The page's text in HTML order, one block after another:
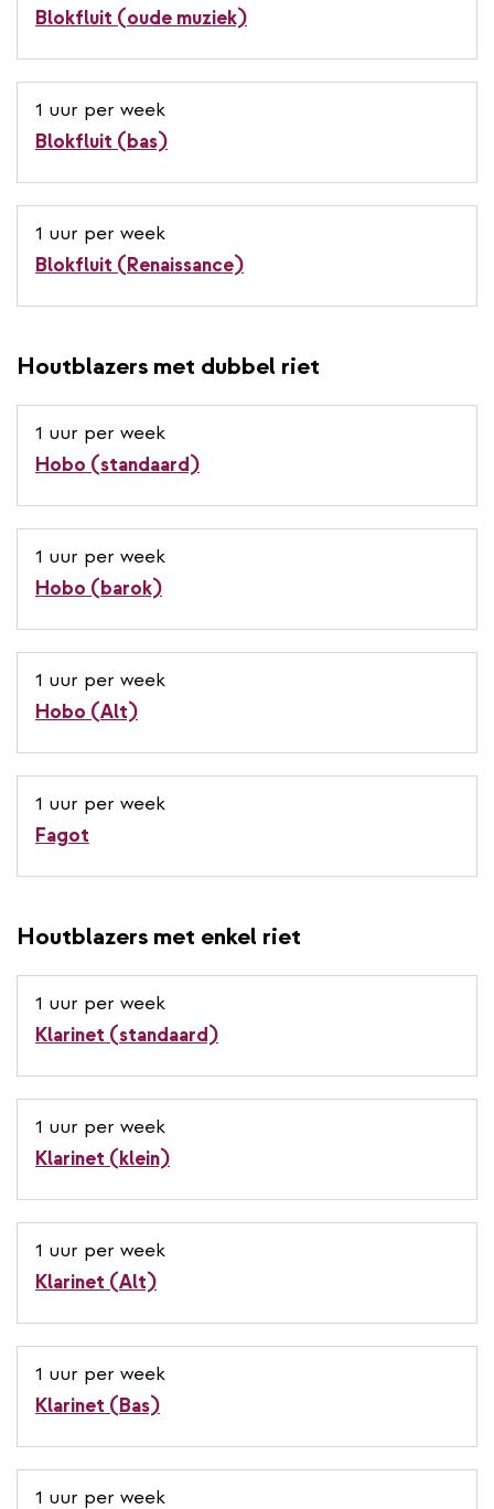
Blokfluit (oude muziek)
1 uur per week
Blokfluit (bas)
1 uur per week
Blokfluit (Renaissance)
Houtblazers met dubbel riet
1 uur per week
Hobo (standaard)
1 uur per week
Hobo (barok)
1 uur per week
Hobo (Alt)
1 uur per week
Fagot
Houtblazers met enkel riet
1 uur per week
Klarinet (standaard)
1 uur per week
Klarinet (klein)
1 uur per week
Klarinet (Alt)
1 uur per week
Klarinet (Bas)
1 uur per week